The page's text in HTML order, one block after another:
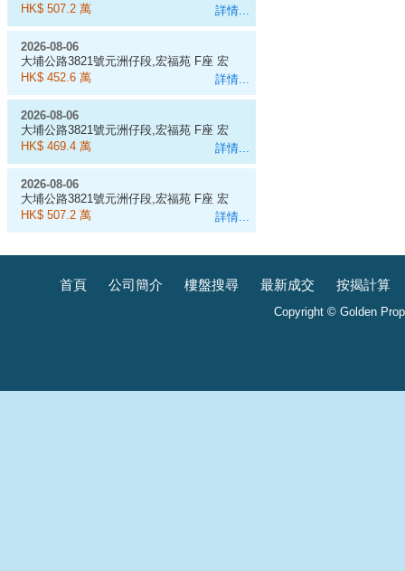
詳情...
昌閣 1樓 5室, 583呎
HK$ 507.2 萬
詳情...
2026-08-06
大埔公路3821號元洲仔段,宏福苑 F座 宏
昌閣 12樓 7室, 518呎
HK$ 452.6 萬
詳情...
2026-08-06
大埔公路3821號元洲仔段,宏福苑 F座 宏
昌閣 9樓 4室, 538呎
HK$ 469.4 萬
詳情...
2026-08-06
大埔公路3821號元洲仔段,宏福苑 F座 宏
昌閣 11樓 1室, 583呎
HK$ 507.2 萬
首頁 公司簡介 樓盤搜尋 最新成交 按揭計算
Copyright © Golden